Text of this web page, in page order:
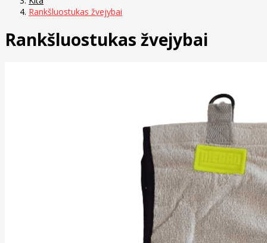
Rankšluostukas žvejybai
Rankšluostukas žvejybai